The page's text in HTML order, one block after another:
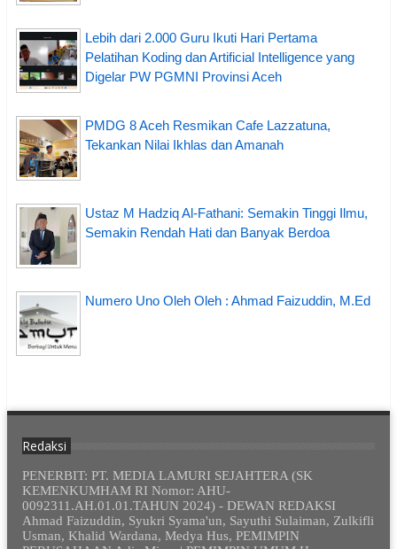
Lebih dari 2.000 Guru Ikuti Hari Pertama
Pelatihan Koding dan Artificial Intelligence yang
Digelar PW PGMNI Provinsi Aceh
PMDG 8 Aceh Resmikan Cafe Lazzatuna,
Tekankan Nilai Ikhlas dan Amanah
Ustaz M Hadziq Al-Fathani: Semakin Tinggi Ilmu,
Semakin Rendah Hati dan Banyak Berdoa
Numero Uno Oleh Oleh : Ahmad Faizuddin, M.Ed
Redaksi
PENERBIT: PT. MEDIA LAMURI SEJAHTERA (SK
KEMENKUMHAM RI Nomor: AHU-
0092311.AH.01.01.TAHUN 2024) - DEWAN REDAKSI
Ahmad Faizuddin, Syukri Syama'un, Sayuthi Sulaiman, Zulkifli
Usman, Khalid Wardana, Medya Hus, PEMIMPIN